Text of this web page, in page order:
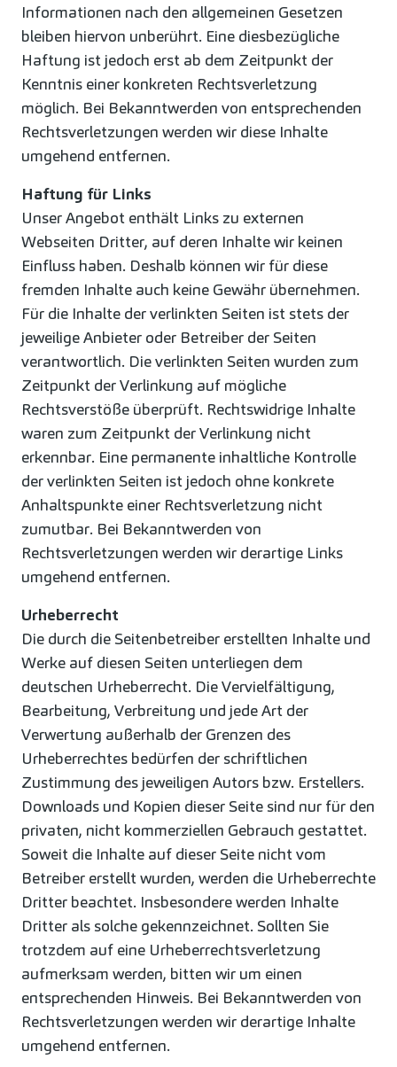
Informationen nach den allgemeinen Gesetzen
bleiben hiervon unberührt. Eine diesbezügliche
Haftung ist jedoch erst ab dem Zeitpunkt der
Kenntnis einer konkreten Rechtsverletzung
möglich. Bei Bekanntwerden von entsprechenden
Rechtsverletzungen werden wir diese Inhalte
umgehend entfernen.
Haftung für Links
Unser Angebot enthält Links zu externen
Webseiten Dritter, auf deren Inhalte wir keinen
Einfluss haben. Deshalb können wir für diese
fremden Inhalte auch keine Gewähr übernehmen.
Für die Inhalte der verlinkten Seiten ist stets der
jeweilige Anbieter oder Betreiber der Seiten
verantwortlich. Die verlinkten Seiten wurden zum
Zeitpunkt der Verlinkung auf mögliche
Rechtsverstöße überprüft. Rechtswidrige Inhalte
waren zum Zeitpunkt der Verlinkung nicht
erkennbar. Eine permanente inhaltliche Kontrolle
der verlinkten Seiten ist jedoch ohne konkrete
Anhaltspunkte einer Rechtsverletzung nicht
zumutbar. Bei Bekanntwerden von
Rechtsverletzungen werden wir derartige Links
umgehend entfernen.
Urheberrecht
Die durch die Seitenbetreiber erstellten Inhalte und
Werke auf diesen Seiten unterliegen dem
deutschen Urheberrecht. Die Vervielfältigung,
Bearbeitung, Verbreitung und jede Art der
Verwertung außerhalb der Grenzen des
Urheberrechtes bedürfen der schriftlichen
Zustimmung des jeweiligen Autors bzw. Erstellers.
Downloads und Kopien dieser Seite sind nur für den
privaten, nicht kommerziellen Gebrauch gestattet.
Soweit die Inhalte auf dieser Seite nicht vom
Betreiber erstellt wurden, werden die Urheberrechte
Dritter beachtet. Insbesondere werden Inhalte
Dritter als solche gekennzeichnet. Sollten Sie
trotzdem auf eine Urheberrechtsverletzung
aufmerksam werden, bitten wir um einen
entsprechenden Hinweis. Bei Bekanntwerden von
Rechtsverletzungen werden wir derartige Inhalte
umgehend entfernen.